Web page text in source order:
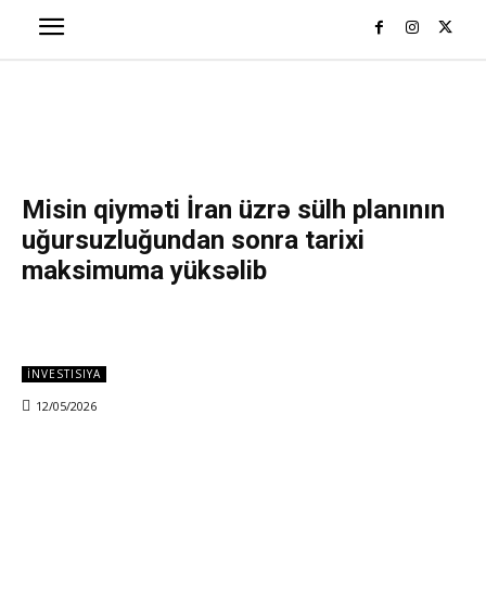
Misin qiyməti İran üzrə sülh planının
uğursuzluğundan sonra tarixi
maksimuma yüksəlib
İNVESTISIYA
12/05/2026